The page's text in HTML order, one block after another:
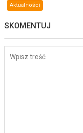
Aktualności
SKOMENTUJ